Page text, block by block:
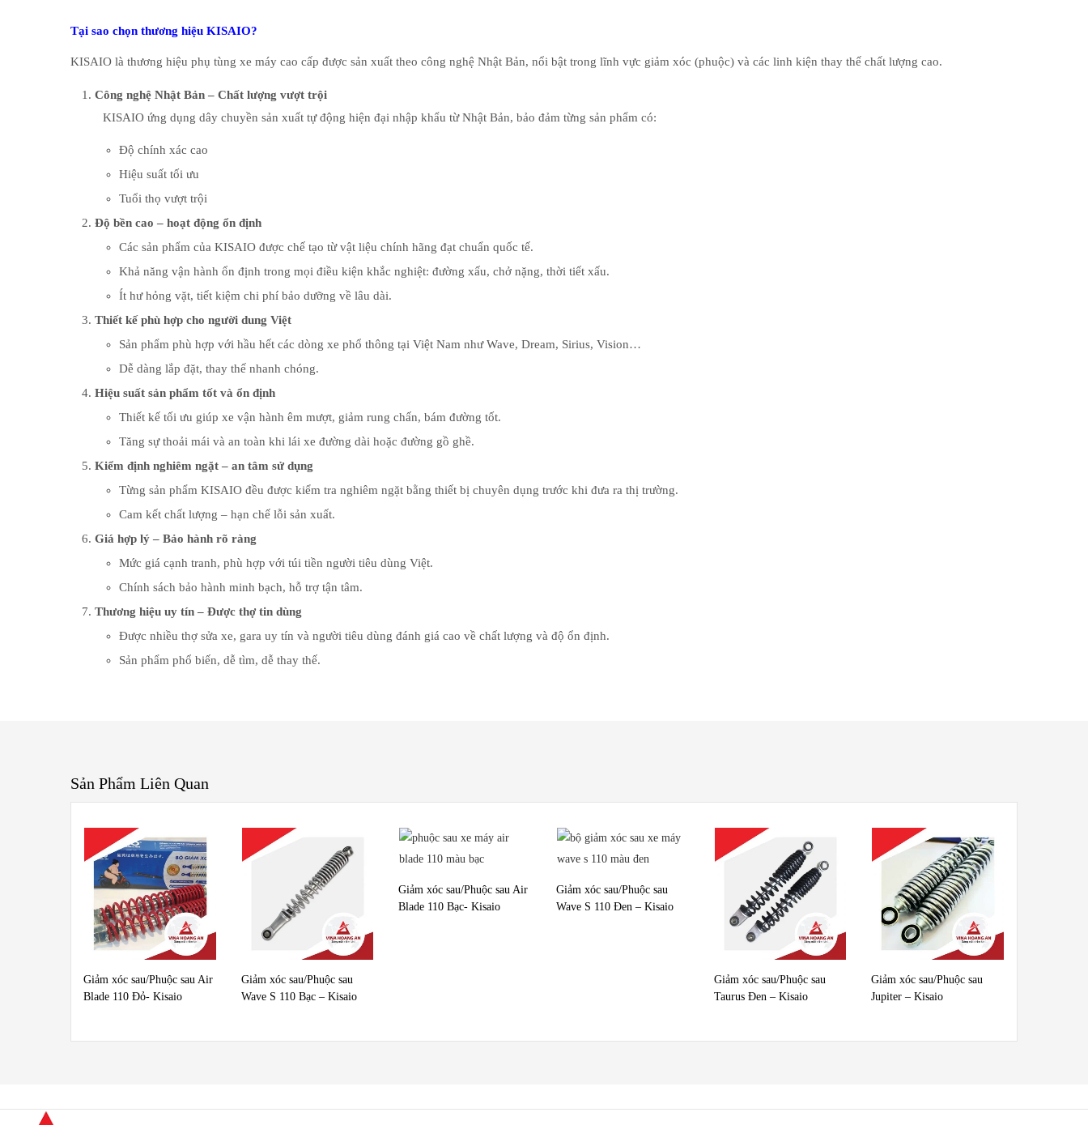
Tại sao chọn thương hiệu KISAIO?
KISAIO là thương hiệu phụ tùng xe máy cao cấp được sản xuất theo công nghệ Nhật Bản, nổi bật trong lĩnh vực giảm xóc (phuộc) và các linh kiện thay thế chất lượng cao.
Công nghệ Nhật Bản – Chất lượng vượt trội
KISAIO ứng dụng dây chuyền sản xuất tự động hiện đại nhập khẩu từ Nhật Bản, bảo đảm từng sản phẩm có:
Độ chính xác cao
Hiệu suất tối ưu
Tuổi thọ vượt trội
Độ bền cao – hoạt động ổn định
Các sản phẩm của KISAIO được chế tạo từ vật liệu chính hãng đạt chuẩn quốc tế.
Khả năng vận hành ổn định trong mọi điều kiện khắc nghiệt: đường xấu, chở nặng, thời tiết xấu.
Ít hư hỏng vặt, tiết kiệm chi phí bảo dưỡng về lâu dài.
Thiết kế phù hợp cho người dung Việt
Sản phẩm phù hợp với hầu hết các dòng xe phổ thông tại Việt Nam như Wave, Dream, Sirius, Vision…
Dễ dàng lắp đặt, thay thế nhanh chóng.
Hiệu suất sản phẩm tốt và ổn định
Thiết kế tối ưu giúp xe vận hành êm mượt, giảm rung chấn, bám đường tốt.
Tăng sự thoải mái và an toàn khi lái xe đường dài hoặc đường gồ ghề.
Kiểm định nghiêm ngặt – an tâm sử dụng
Từng sản phẩm KISAIO đều được kiểm tra nghiêm ngặt bằng thiết bị chuyên dụng trước khi đưa ra thị trường.
Cam kết chất lượng – hạn chế lỗi sản xuất.
Giá hợp lý – Bảo hành rõ ràng
Mức giá cạnh tranh, phù hợp với túi tiền người tiêu dùng Việt.
Chính sách bảo hành minh bạch, hỗ trợ tận tâm.
Thương hiệu uy tín – Được thợ tin dùng
Được nhiều thợ sửa xe, gara uy tín và người tiêu dùng đánh giá cao về chất lượng và độ ổn định.
Sản phẩm phổ biến, dễ tìm, dễ thay thế.
Sản Phẩm Liên Quan
Giảm xóc sau/Phuộc sau Air
Blade 110 Đỏ- Kisaio
Giảm xóc sau/Phuộc sau
Wave S 110 Bạc – Kisaio
Giảm xóc sau/Phuộc sau Air
Blade 110 Bạc- Kisaio
Giảm xóc sau/Phuộc sau
Wave S 110 Đen – Kisaio
Giảm xóc sau/Phuộc sau
Taurus Đen – Kisaio
Giảm xóc sau/Phuộc sau
Jupiter – Kisaio